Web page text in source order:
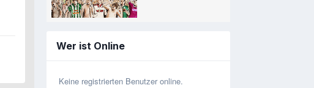
Wer ist Online
Keine registrierten Benutzer online.